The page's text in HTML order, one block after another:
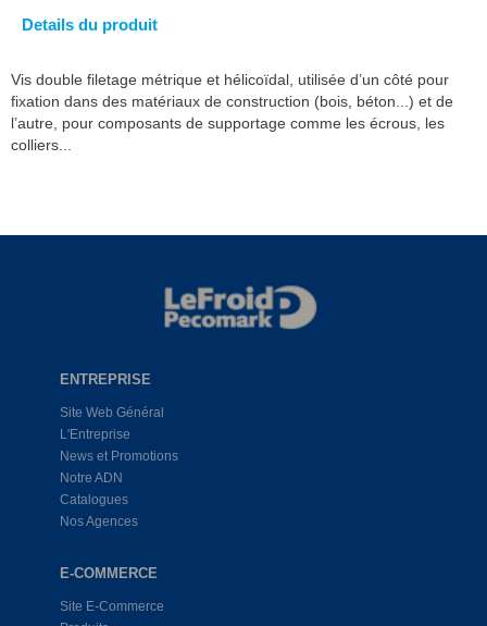
Details du produit
Vis double filetage métrique et hélicoïdal, utilisée d’un côté pour
fixation dans des matériaux de construction (bois, béton...) et de
l’autre, pour composants de supportage comme les écrous, les
colliers...
ENTREPRISE
Site Web Général
L'Entreprise
News et Promotions
Notre ADN
Catalogues
Nos Agences
E-COMMERCE
Site E-Commerce